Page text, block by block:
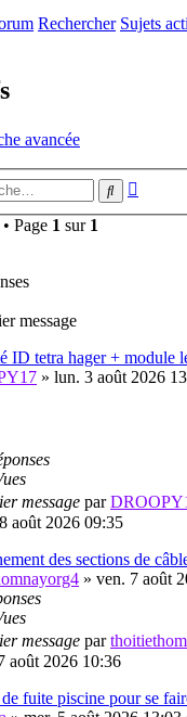
Rechercher Sujets
avancée
Rechercher
Page 1 sur 1
message
ID tetra hager + module
» lun. 3 août 2026
message par
août 2026 09:35
des sections de
» ven. 7 août
message par
août 2026 10:36
fuite piscine pour se